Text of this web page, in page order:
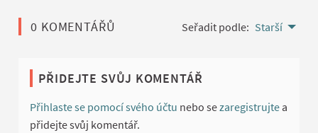
0 KOMENTÁŘŮ Seřadit podle: Starší
PŘIDEJTE SVŮJ KOMENTÁŘ
Přihlaste se pomocí svého účtu nebo sezaregistrujte a
přidejte svůj komentář.